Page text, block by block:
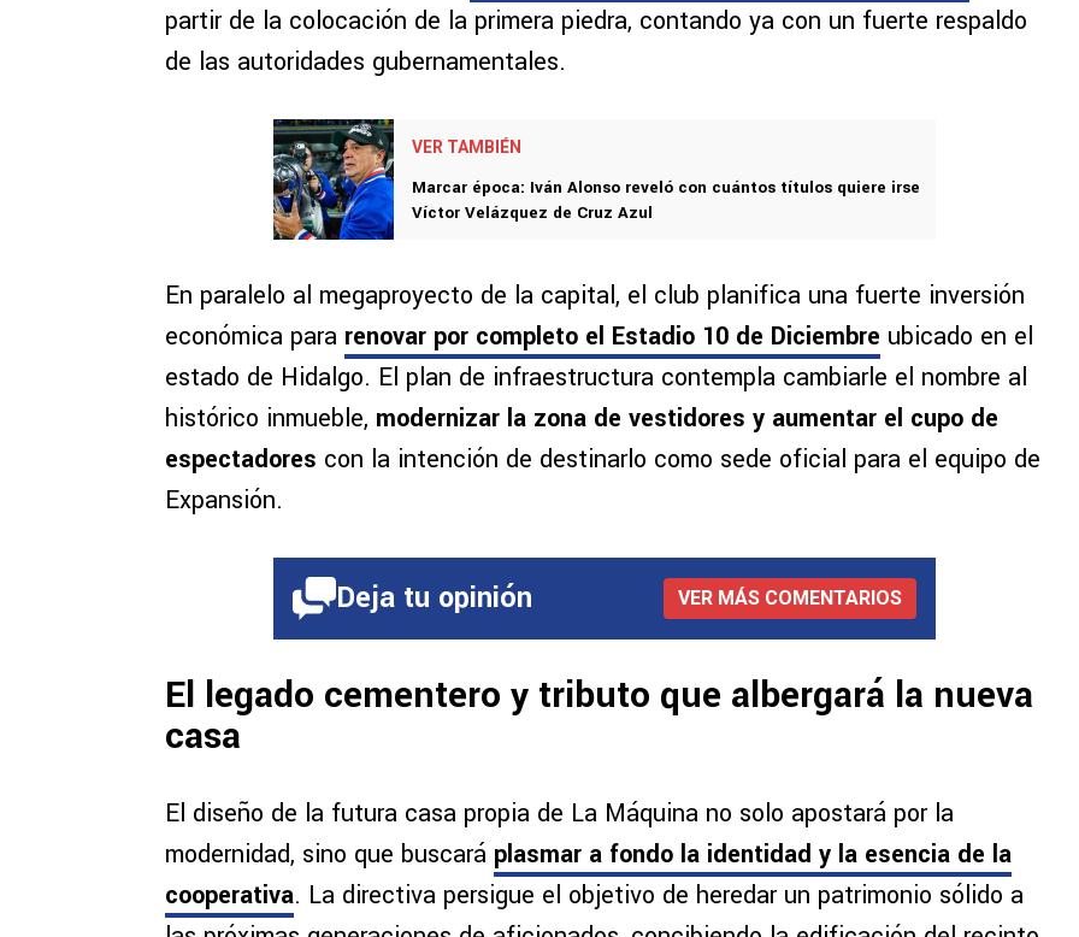
partir de la colocación de la primera piedra, contando ya con un fuerte respaldo
de las autoridades gubernamentales.
VER TAMBIÉN
Marcar época: Iván Alonso reveló con cuántos títulos quiere irse
Víctor Velázquez de Cruz Azul
En paralelo al megaproyecto de la capital, el club planifica una fuerte inversión
económica para renovar por completo el Estadio 10 de Diciembre ubicado en el
estado de Hidalgo. El plan de infraestructura contempla cambiarle el nombre al
histórico inmueble, modernizar la zona de vestidores y aumentar el cupo de
espectadores con la intención de destinarlo como sede oficial para el equipo de
Expansión.
Deja tu opinión VER MÁS COMENTARIOS
El legado cementero y tributo que albergará la nueva
casa
El diseño de la futura casa propia de La Máquina no solo apostará por la
modernidad, sino que buscará plasmar a fondo la identidad y la esencia de la
cooperativa. La directiva persigue el objetivo de heredar un patrimonio sólido a